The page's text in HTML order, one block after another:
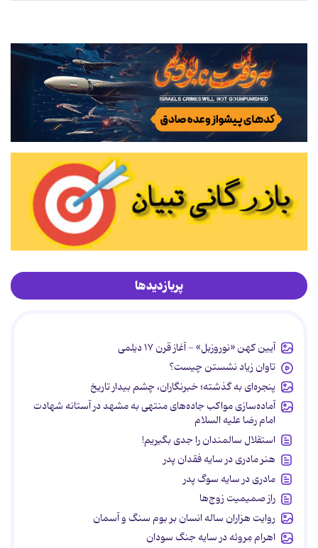
پربازدیدها
آیین کهن «نوروزبل» - آغاز قرن ۱۷ دیلمی
تاوان زیاد نشستن چیست؟
پنجره‌ای به گذشته؛ خبرنگاران، چشم بیدار تاریخ
آماده‌سازی مواکب جاده‌های منتهی به مشهد در آستانه شهادت
امام رضا علیه السلام
استقلال سالمندان را جدی بگیریم!
هنر مادری در سایه‌ فقدان پدر
مادری در سایه سوگ پدر
راز صمیمیت زوج‌ها
روایت هزاران ساله انسان بر بوم سنگ و آسمان
اهرام مِروئه در سایه جنگ سودان